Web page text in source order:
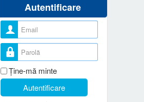
Autentificare
Nume utilizator
Parolă
Ţine-mă minte
Autentificare